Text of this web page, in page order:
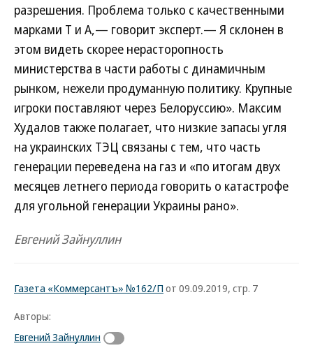
разрешения. Проблема только с качественными
марками Т и А,— говорит эксперт.— Я склонен в
этом видеть скорее нерасторопность
министерства в части работы с динамичным
рынком, нежели продуманную политику. Крупные
игроки поставляют через Белоруссию». Максим
Худалов также полагает, что низкие запасы угля
на украинских ТЭЦ связаны с тем, что часть
генерации переведена на газ и «по итогам двух
месяцев летнего периода говорить о катастрофе
для угольной генерации Украины рано».
Евгений Зайнуллин
Газета «Коммерсантъ» №162/П от 09.09.2019, стр. 7
Авторы:
Евгений Зайнуллин